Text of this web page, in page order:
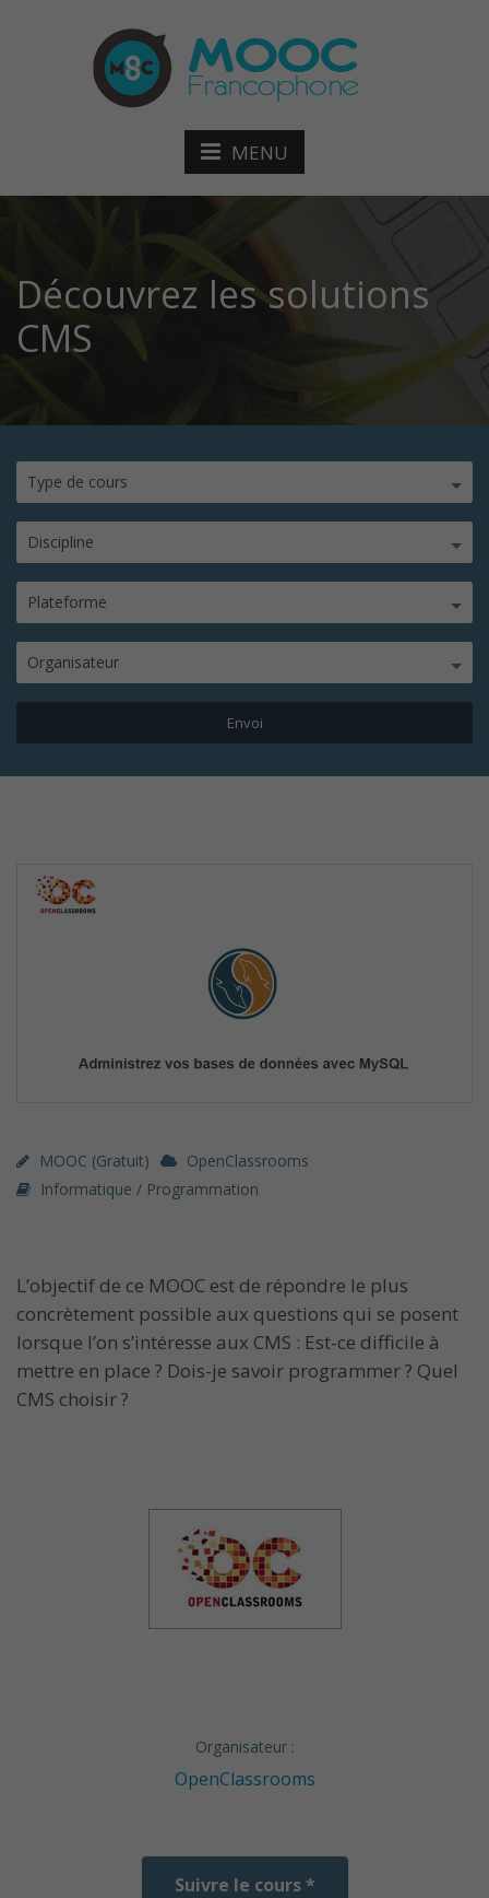
MENU
Découvrez les solutions
CMS
Type de cours
Discipline
Plateforme
Organisateur
MOOC (gratuit)
OpenClassrooms
Informatique / Programmation
L’objectif de ce MOOC est de répondre le plus
concrètement possible aux questions qui se posent
lorsque l’on s’intéresse aux CMS : Est-ce difficile à
mettre en place ? Dois-je savoir programmer ? Quel
CMS choisir ?
Organisateur :
OpenClassrooms
Suivre le cours *